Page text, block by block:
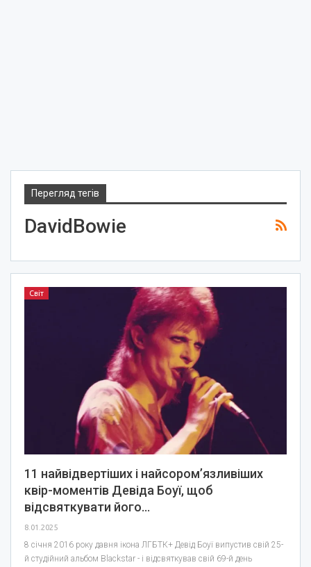
Перегляд тегів
DavidBowie
Світ
11 найвідвертіших і найсором’язливіших
квір-моментів Девіда Боуї, щоб
відсвяткувати його…
8.01.2025
8 січня 2016 року давня ікона ЛГБТК+ Девід Боуї випустив свій 25-
й студійний альбом Blackstar - і відсвяткував свій 69-й день